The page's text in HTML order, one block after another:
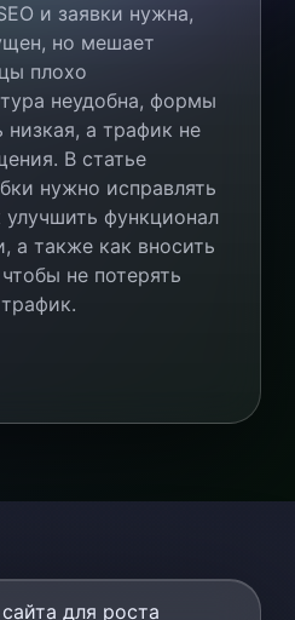
и заявки нужна,
но мешает
плохо
неудобна, формы
низкая, а трафик не
В статье
нужно исправлять
функционал
а также как вносить
не потерять